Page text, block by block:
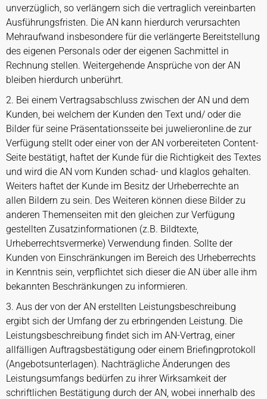
unverzüglich, so verlängern sich die vertraglich vereinbarten
Ausführungsfristen. Die AN kann hierdurch verursachten
Mehraufwand insbesondere für die verlängerte Bereitstellung
des eigenen Personals oder der eigenen Sachmittel in
Rechnung stellen. Weitergehende Ansprüche von der AN
bleiben hierdurch unberührt.
2. Bei einem Vertragsabschluss zwischen der AN und dem
Kunden, bei welchem der Kunden den Text und/ oder die
Bilder für seine Präsentationsseite bei juwelieronline.de zur
Verfügung stellt oder einer von der AN vorbereiteten Content-
Seite bestätigt, haftet der Kunde für die Richtigkeit des Textes
und wird die AN vom Kunden schad- und klaglos gehalten.
Weiters haftet der Kunde im Besitz der Urheberrechte an
allen Bildern zu sein. Des Weiteren können diese Bilder zu
anderen Themenseiten mit den gleichen zur Verfügung
gestellten Zusatzinformationen (z.B. Bildtexte,
Urheberrechtsvermerke) Verwendung finden. Sollte der
Kunden von Einschränkungen im Bereich des Urheberrechts
in Kenntnis sein, verpflichtet sich dieser die AN über alle ihm
bekannten Beschränkungen zu informieren.
3. Aus der von der AN erstellten Leistungsbeschreibung
ergibt sich der Umfang der zu erbringenden Leistung. Die
Leistungsbeschreibung findet sich im AN-Vertrag, einer
allfälligen Auftragsbestätigung oder einem Briefingprotokoll
(Angebotsunterlagen). Nachträgliche Änderungen des
Leistungsumfangs bedürfen zu ihrer Wirksamkeit der
schriftlichen Bestätigung durch der AN, wobei innerhalb des